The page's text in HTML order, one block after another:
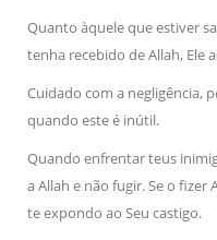
Quanto àquele que estiver
tenha recebido de Allah, Ele
Cuidado com a negligência,
quando este é inútil.
Quando enfrentar teus
a Allah e não fugir. Se o fizer
te expondo ao Seu castigo.